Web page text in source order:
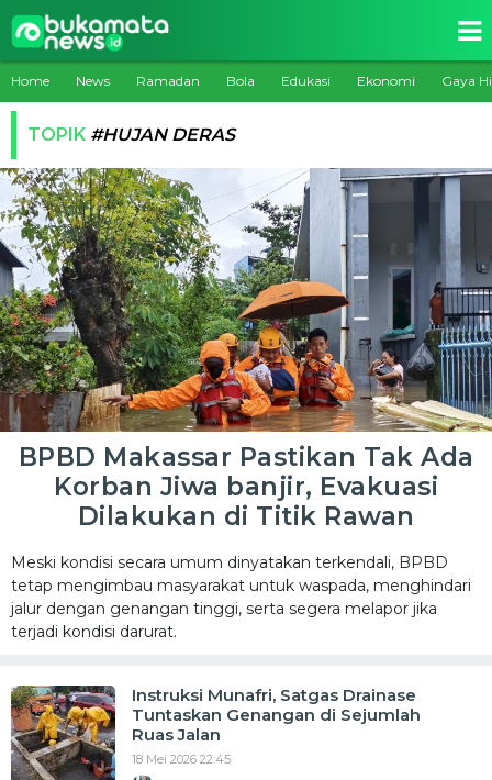
Home News Ramadan Bola Edukasi Ekonomi Gaya
TOPIK #HUJAN DERAS
BPBD Makassar Pastikan Tak Ada
Korban Jiwa banjir, Evakuasi
Dilakukan di Titik Rawan
Meski kondisi secara umum dinyatakan terkendali, BPBD
tetap mengimbau masyarakat untuk waspada, menghindari
jalur dengan genangan tinggi, serta segera melapor jika
terjadi kondisi darurat.
Instruksi Munafri, Satgas Drainase
Tuntaskan Genangan di Sejumlah
Ruas Jalan
18 Mei 2026 22:45